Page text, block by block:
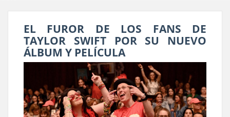
EL FUROR DE LOS FANS DE
TAYLOR SWIFT POR SU NUEVO
ÁLBUM Y PELÍCULA